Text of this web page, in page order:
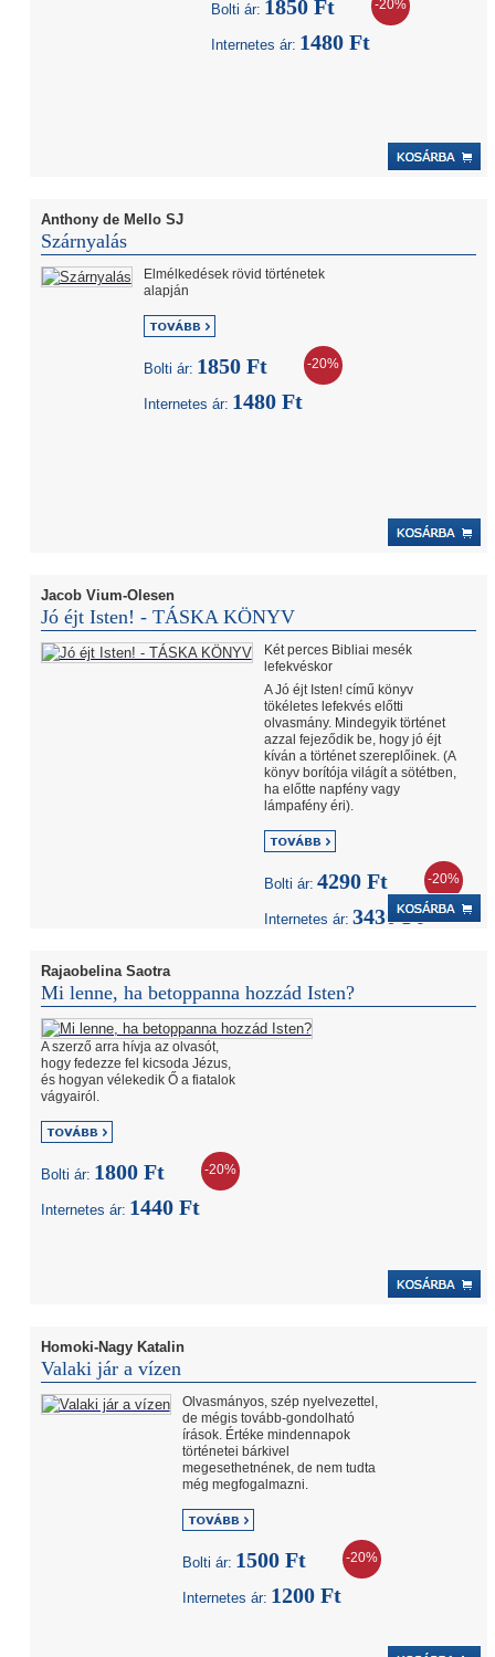
Bolti ár: 1850 Ft -20%
Internetes ár: 1480 Ft
Anthony de Mello SJ
Szárnyalás
Elmélkedések rövid történetek
alapján
Bolti ár: 1850 Ft -20%
Internetes ár: 1480 Ft
Jacob Vium-Olesen
Jó éjt Isten! - TÁSKA KÖNYV
Két perces Bibliai mesék
lefekvéskor
A Jó éjt Isten! című könyv
tökéletes lefekvés előtti
olvasmány. Mindegyik történet
azzal fejeződik be, hogy jó éjt
kíván a történet szereplőinek. (A
könyv borítója világít a sötétben,
ha előtte napfény vagy
lámpafény éri).
Bolti ár: 4290 Ft -20%
Internetes ár: 3430 Ft
Rajaobelina Saotra
Mi lenne, ha betoppanna hozzád Isten?
A szerző arra hívja az olvasót,
hogy fedezze fel kicsoda Jézus,
és hogyan vélekedik Ő a fiatalok
vágyairól.
Bolti ár: 1800 Ft -20%
Internetes ár: 1440 Ft
Homoki-Nagy Katalin
Valaki jár a vízen
Olvasmányos, szép nyelvezettel,
de mégis tovább-gondolható
írások. Értéke mindennapok
történetei bárkivel
megesethetnének, de nem tudta
még megfogalmazni.
Bolti ár: 1500 Ft -20%
Internetes ár: 1200 Ft